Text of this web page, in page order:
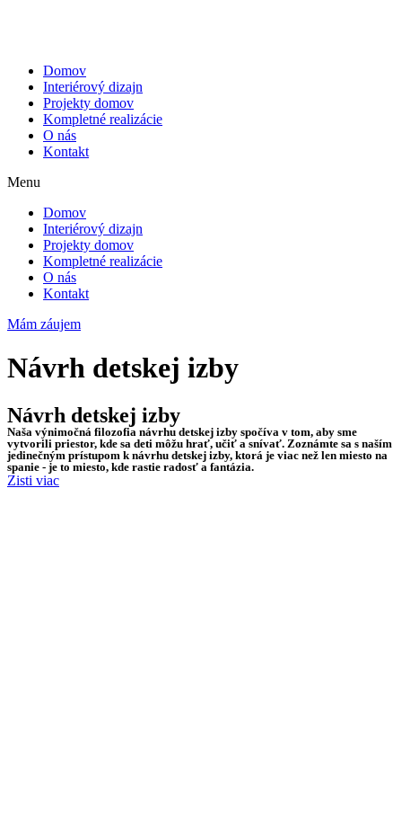
Domov
Interiérový dizajn
Projekty domov
Kompletné realizácie
O nás
Kontakt
Menu
Domov
Interiérový dizajn
Projekty domov
Kompletné realizácie
O nás
Kontakt
Mám záujem
Návrh detskej izby
Návrh detskej izby
Naša výnimočná filozofia návrhu detskej izby spočíva v tom, aby sme
vytvorili priestor, kde sa deti môžu hrať, učiť a snívať. Zoznámte sa s naším
jedinečným prístupom k návrhu detskej izby, ktorá je viac než len miesto na
spanie - je to miesto, kde rastie radosť a fantázia.
Zisti viac